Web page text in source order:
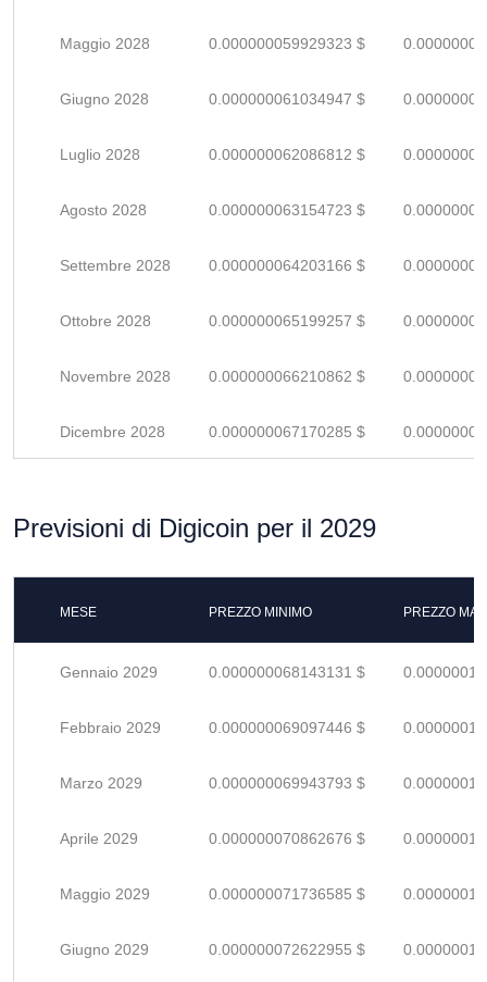
Maggio 2028 0.000000059929323 $
Giugno 2028 0.000000061034947 $
Luglio 2028 0.000000062086812 $
Agosto 2028 0.000000063154723 $
Settembre 2028 0.000000064203166 $
Ottobre 2028 0.000000065199257 $
Novembre 2028 0.000000066210862 $
Dicembre 2028 0.000000067170285 $
Previsioni di Digicoin per il 2029
MESE PREZZO MINIMO PREZZO
Gennaio 2029 0.000000068143131 $
Febbraio 2029 0.000000069097446 $
Marzo 2029 0.000000069943793 $
Aprile 2029 0.000000070862676 $
Maggio 2029 0.000000071736585 $
Giugno 2029 0.000000072622955 $